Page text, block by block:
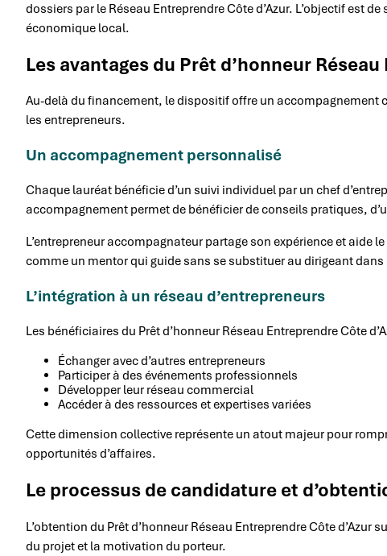
dossiers par le Réseau Entreprendre Côte d’Azur. L’objectif est
économique local.
Les avantages du Prêt d’honneur
Au-delà du financement, le dispositif offre un accompagnement
les entrepreneurs.
Un accompagnement personnalisé
Chaque lauréat bénéficie d’un suivi individuel par un chef
accompagnement permet de bénéficier de conseils pratiques,
L’entrepreneur accompagnateur partage son expérience et aide
comme un mentor qui guide sans se substituer au dirigeant
L’intégration à un réseau d’entrepreneurs
Les bénéficiaires du Prêt d’honneur Réseau Entreprendre Côte
Échanger avec d’autres entrepreneurs
Participer à des événements professionnels
Développer leur réseau commercial
Accéder à des ressources et expertises variées
Cette dimension collective représente un atout majeur pour
opportunités d’affaires.
Le processus de candidature et
L’obtention du Prêt d’honneur Réseau Entreprendre Côte
du projet et la motivation du porteur.